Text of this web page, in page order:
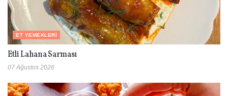
ET YEMEKLERI
Etli Lahana Sarması
07 Ağustos 2026